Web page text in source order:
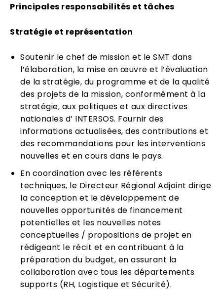
Principales responsabilités et tâches
Stratégie et représentation
Soutenir le chef de mission et le SMT dans
l’élaboration, la mise en œuvre et l’évaluation
de la stratégie, du programme et de la qualité
des projets de la mission, conformément à la
stratégie, aux politiques et aux directives
nationales d’ INTERSOS. Fournir des
informations actualisées, des contributions et
des recommandations pour les interventions
nouvelles et en cours dans le pays.
En coordination avec les référents
techniques, le Directeur Régional Adjoint dirige
la conception et le développement de
nouvelles opportunités de financement
potentielles et les nouvelles notes
conceptuelles / propositions de projet en
rédigeant le récit et en contribuant à la
préparation du budget, en assurant la
collaboration avec tous les départements
supports (RH, Logistique et Sécurité).